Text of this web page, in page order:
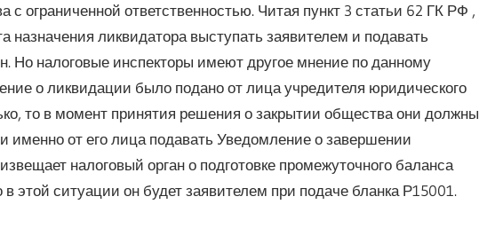
ограниченной ответственностью. Читая пункт 3 статьи 62 ГК РФ ,
назначения ликвидатора выступать заявителем и подавать
налоговые инспекторы имеют другое мнение по данному
о ликвидации было подано от лица учредителя юридического
то в момент принятия решения о закрытии общества они должны
именно от его лица подавать Уведомление о завершении
налоговый орган о подготовке промежуточного баланса
этой ситуации он будет заявителем при подаче бланка Р15001.